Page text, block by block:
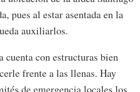
pues al estar asentada en la
auxiliarlos.
con estructuras bien
frente a las llenas. Hay
de emergencia locales los